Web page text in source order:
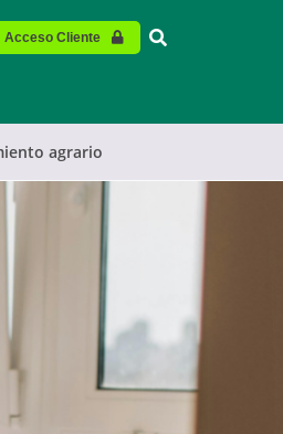
Acceso Cliente Vinculo -
agrario